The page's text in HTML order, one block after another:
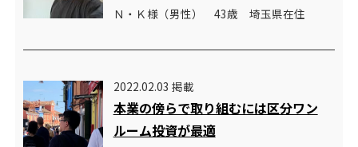
Ｎ・Ｋ様（男性） 43歳 埼玉県在住
2022.02.03 掲載
本業の傍らで取り組むには区分ワン
ルーム投資が最適